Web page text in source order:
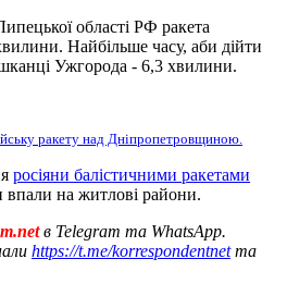
області РФ ракета
Найбільше часу, аби дійти
Ужгорода - 6,3 хвилини.
ракету над Дніпропетровщиною.
росіяни балістичними ракетами
впали на житлові райони.
в Telegram та WhatsApp.
https://t.me/korrespondentnetта